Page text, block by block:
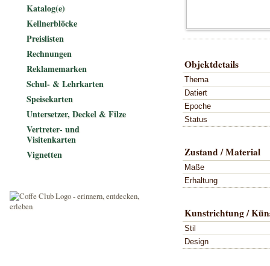
Objektdetails
Thema
Datiert
Epoche
Status
Zustand / Material
Maße
Erhaltung
Kunstrichtung /
Stil
Design
Katalog(e)
Kellnerblöcke
Preislisten
Rechnungen
Reklamemarken
Schul- & Lehrkarten
Speisekarten
Untersetzer, Deckel & Filze
Vertreter- und
Visitenkarten
Vignetten